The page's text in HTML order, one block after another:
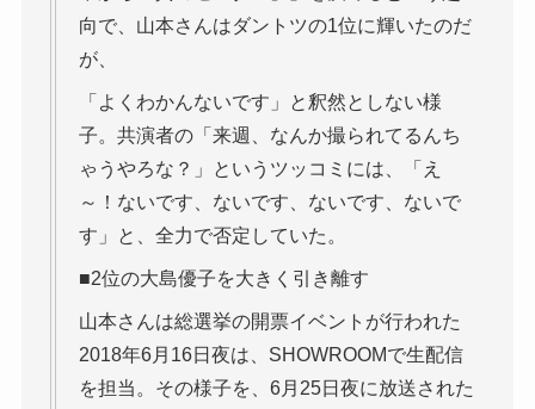
向で、山本さんはダントツの1位に輝いたのだ
が、
「よくわかんないです」と釈然としない様
子。共演者の「来週、なんか撮られてるんち
ゃうやろな？」というツッコミには、「え
～！ないです、ないです、ないです、ないで
す」と、全力で否定していた。
■2位の大島優子を大きく引き離す
山本さんは総選挙の開票イベントが行われた
2018年6月16日夜は、SHOWROOMで生配信
を担当。その様子を、6月25日夜に放送された